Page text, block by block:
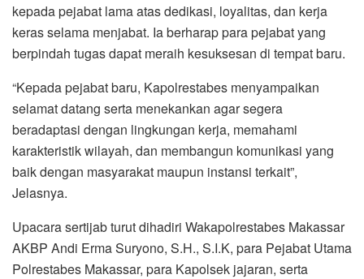
kepada pejabat lama atas dedikasi, loyalitas, dan kerja
keras selama menjabat. Ia berharap para pejabat yang
berpindah tugas dapat meraih kesuksesan di tempat baru.
“Kepada pejabat baru, Kapolrestabes menyampaikan
selamat datang serta menekankan agar segera
beradaptasi dengan lingkungan kerja, memahami
karakteristik wilayah, dan membangun komunikasi yang
baik dengan masyarakat maupun instansi terkait”,
Jelasnya.
Upacara sertijab turut dihadiri Wakapolrestabes Makassar
AKBP Andi Erma Suryono, S.H., S.I.K, para Pejabat Utama
Polrestabes Makassar, para Kapolsek jajaran, serta